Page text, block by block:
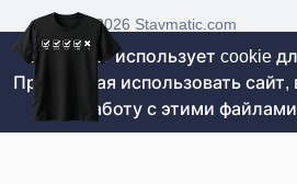
©2017-2026 Stavmatic.com
Для лиц старше 18 лет.
проводятся игры на денежные
Этот сайт использует cookie
Продолжая использовать сайт,
работу с этими файлами